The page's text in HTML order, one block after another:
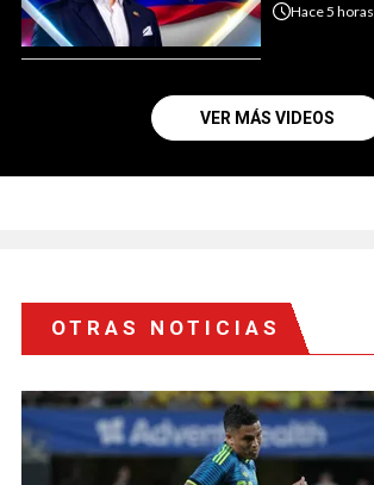
Hace5 horas
VER MÁS VIDEOS
OTRAS NOTICIAS